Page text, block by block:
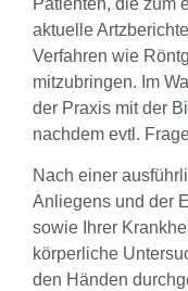
Patienten, die zum
aktuelle
Verfahren wie
mitzubringen. Im
der Praxis mit der
nachdem evtl.
Nach einer
Anliegens und der
sowie Ihrer
körperliche
den Händen